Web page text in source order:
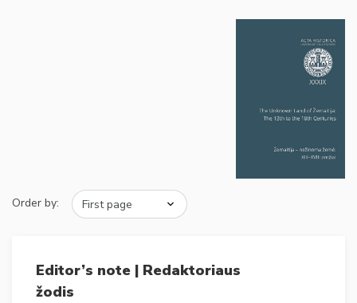
Order by:
Editor’s note | Redaktoriaus
žodis